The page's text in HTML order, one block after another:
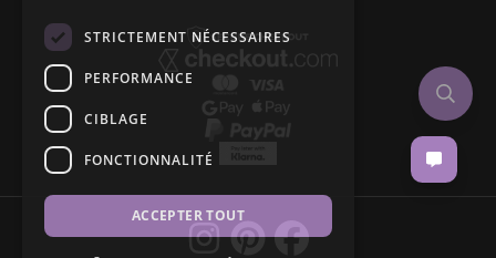
STRICTEMENT NÉCESSAIRES
PERFORMANCE
CIBLAGE
FONCTIONNALITÉ
ACCEPTER TOUT